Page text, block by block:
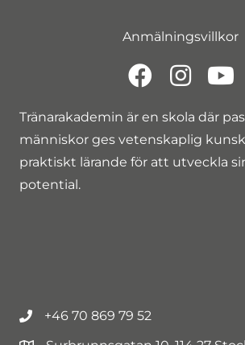
+46 70 869 79 52
Tränarakademin är en skola där
människor ges vetenskaplig
praktiskt lärande för att utveckla
potential.
Anmälningsvillkor